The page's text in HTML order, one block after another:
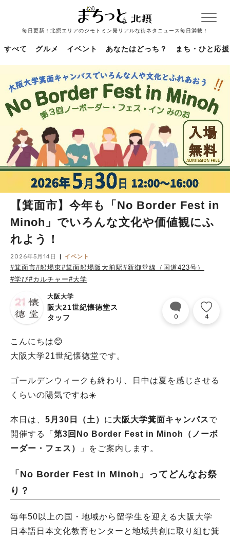
毎日更新！北摂エリアのジモトミン発リアルな街ネタニュース毎日満載！
すべて グルメ イベント あなたはどっち？ まち・ひと応援
【箕面市】今年も「No Border Fest in
Minoh」でいろんな文化や価値観にふ
れよう！
2026年5月14日 イベント
#箕面市#船場東#箕面船場阪大前駅#新御堂線（国道423号）
#学び#カルチャー#大学
大阪大学
阪大21世紀懐徳堂ス
タッフ
0 4
こんにちは😊
大阪大学21世紀懐徳堂です。
ゴールデンウィークも終わり、日中は夏を感じさせる
くらいの陽気ですね☀️
本日は、 5月30日（土） に 大阪大学箕面キャンパスで
開催する「 第3回No Border Fest in Minoh（ノーボ
ーダー・フェス）
」をご案内します。
「No Border Fest in Minoh」ってどんなお祭
り？
毎年50以上の国・地域から留学生を迎える大阪大学
日本語日本文化教育センターと地域共創に取り組む箕